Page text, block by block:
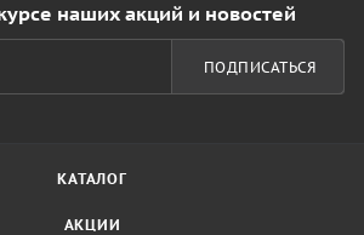
наших акций и новостей
ПОДПИСАТЬСЯ
КАТАЛОГ
АКЦИИ